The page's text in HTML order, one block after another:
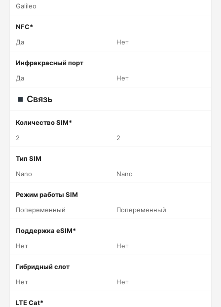
Galileo
NFC*
Да
Нет
Инфракрасный порт
Да
Нет
Связь
Количество SIM*
2
2
Тип SIM
Nano
Nano
Режим работы SIM
Попеременный
Попеременный
Поддержка eSIM*
Нет
Нет
Гибридный слот
Нет
Нет
LTE Cat*